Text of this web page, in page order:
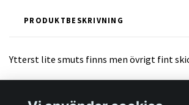
PRODUKTBESKRIVNING
Ytterst lite smuts finns men övrigt fint